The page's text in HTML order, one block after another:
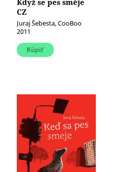
Když se pes směje
CZ
Juraj Šebesta, CooBoo
2011